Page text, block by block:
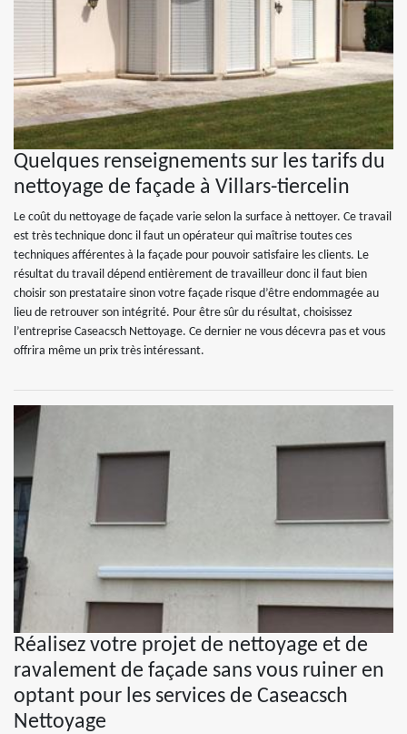
Quelques renseignements sur les tarifs du
nettoyage de façade à Villars-tiercelin
Le coût du nettoyage de façade varie selon la surface à nettoyer. Ce travail
est très technique donc il faut un opérateur qui maîtrise toutes ces
techniques afférentes à la façade pour pouvoir satisfaire les clients. Le
résultat du travail dépend entièrement de travailleur donc il faut bien
choisir son prestataire sinon votre façade risque d’être endommagée au
lieu de retrouver son intégrité. Pour être sûr du résultat, choisissez
l’entreprise Caseacsch Nettoyage. Ce dernier ne vous décevra pas et vous
offrira même un prix très intéressant.
Réalisez votre projet de nettoyage et de
ravalement de façade sans vous ruiner en
optant pour les services de Caseacsch
Nettoyage